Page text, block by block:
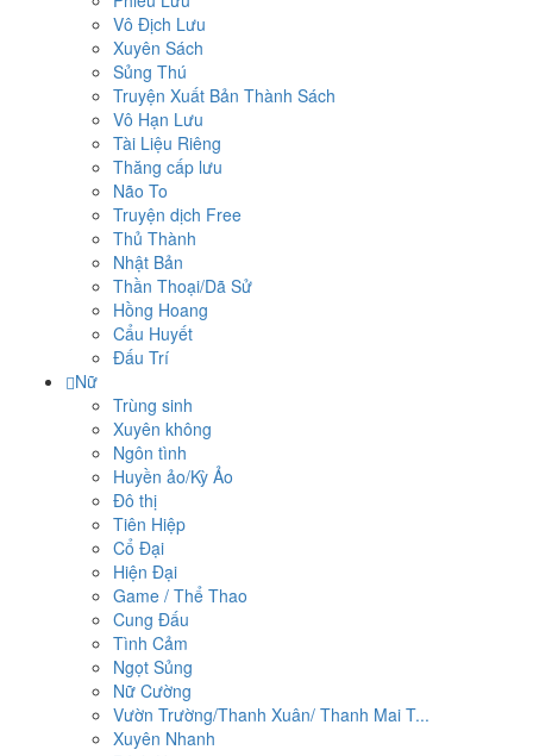
Vô Địch Lưu
Xuyên Sách
Sủng Thú
Truyện Xuất Bản Thành Sách
Vô Hạn Lưu
Tài Liệu Riêng
Thăng cấp lưu
Não To
Truyện dịch Free
Thủ Thành
Nhật Bản
Thần Thoại/Dã Sử
Hồng Hoang
Cẩu Huyết
Đấu Trí
Nữ
Trùng sinh
Xuyên không
Ngôn tình
Huyền ảo/Kỳ Ảo
Đô thị
Tiên Hiệp
Cổ Đại
Hiện Đại
Game / Thể Thao
Cung Đấu
Tình Cảm
Ngọt Sủng
Nữ Cường
Vườn Trường/Thanh Xuân/ Thanh Mai T...
Xuyên Nhanh